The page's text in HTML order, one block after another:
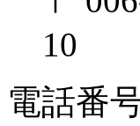
10
電話番